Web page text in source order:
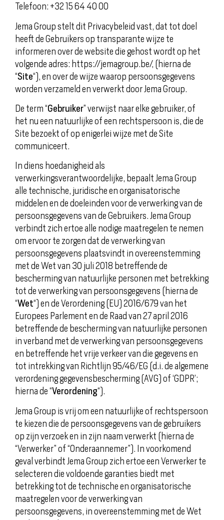
Telefoon: +32 15 64 40 00
Jema Group stelt dit Privacybeleid vast, dat tot doel
heeft de Gebruikers op transparante wijze te
informeren over de website die gehost wordt op het
volgende adres: https://jemagroup.be/, (hierna de
“Site“), en over de wijze waarop persoonsgegevens
worden verzameld en verwerkt door Jema Group.
De term “Gebruiker” verwijst naar elke gebruiker, of
het nu een natuurlijke of een rechtspersoon is, die de
Site bezoekt of op enigerlei wijze met de Site
communiceert.
In diens hoedanigheid als
verwerkingsverantwoordelijke, bepaalt Jema Group
alle technische, juridische en organisatorische
middelen en de doeleinden voor de verwerking van de
persoonsgegevens van de Gebruikers. Jema Group
verbindt zich ertoe alle nodige maatregelen te nemen
om ervoor te zorgen dat de verwerking van
persoonsgegevens plaatsvindt in overeenstemming
met de Wet van 30 juli 2018 betreffende de
bescherming van natuurlijke personen met betrekking
tot de verwerking van persoonsgegevens (hierna de
“Wet“) en de Verordening (EU) 2016/679 van het
Europees Parlement en de Raad van 27 april 2016
betreffende de bescherming van natuurlijke personen
in verband met de verwerking van persoonsgegevens
en betreffende het vrije verkeer van die gegevens en
tot intrekking van Richtlijn 95/46/EG (d.i. de algemene
verordening gegevensbescherming (AVG) of ‘GDPR’;
hierna de “Verordening“).
Jema Group is vrij om een natuurlijke of rechtspersoon
te kiezen die de persoonsgegevens van de gebruikers
op zijn verzoek en in zijn naam verwerkt (hierna de
“Verwerker” of “Onderaannemer”). In voorkomend
geval verbindt Jema Group zich ertoe een Verwerker te
selecteren die voldoende garanties biedt met
betrekking tot de technische en organisatorische
maatregelen voor de verwerking van
persoonsgegevens, in overeenstemming met de Wet